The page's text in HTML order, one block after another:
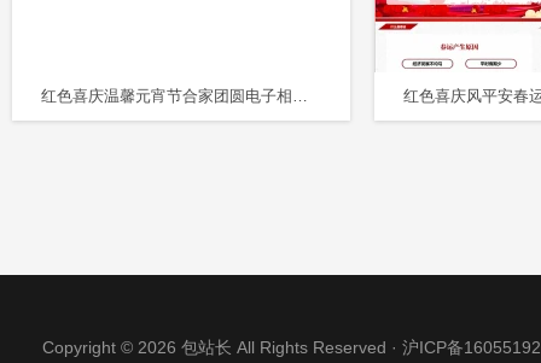
红色喜庆温馨元宵节合家团圆电子相册PPT
Copyright © 2026 包站长 All Rights Reserved · 沪ICP备